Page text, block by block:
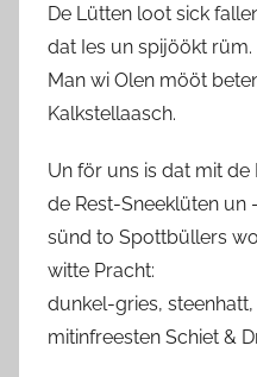
De Lütten loot sick
dat Ies un spijöökt rüm.
Man wi Olen mööt
Kalkstellaasch.
Un för uns is dat mit
de Rest-Sneeklüten un
sünd to Spottbüllers
witte Pracht:
dunkel-gries,
mitinfreesten Schiet &